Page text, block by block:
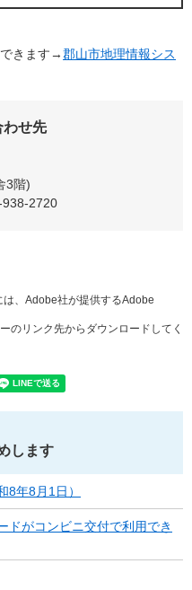
できます→郡山市地理情報シス
わせ先
3階)
2720
、Adobe社が提供するAdobe
のリンク先からダウンロードしてく
します
8年8月1日）
ドがコンビニ交付で利用でき